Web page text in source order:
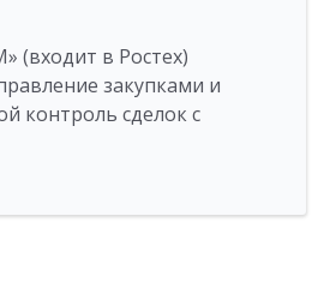
в Ростех)
закупками и
контроль сделок с